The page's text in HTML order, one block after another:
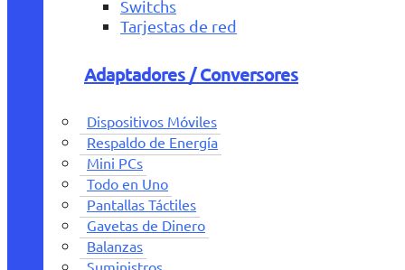
Switchs
Tarjestas de red
Adaptadores / Conversores
Dispositivos Móviles
Respaldo de Energía
Mini PCs
Todo en Uno
Pantallas Táctiles
Gavetas de Dinero
Balanzas